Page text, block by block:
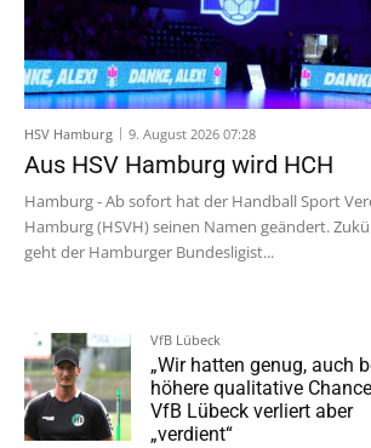
HSV Hamburg 9. August 2026 07:28
Aus HSV Hamburg wird HCH
Hamburg - Ab sofort hat der Handball Sport
Hamburg (HSVH) seinen Namen geändert.
geht der Hamburger Bundesligist...
VfB Lübeck
„Wir hatten genug, auch
höhere qualitative
VfB Lübeck verliert aber
„verdient“